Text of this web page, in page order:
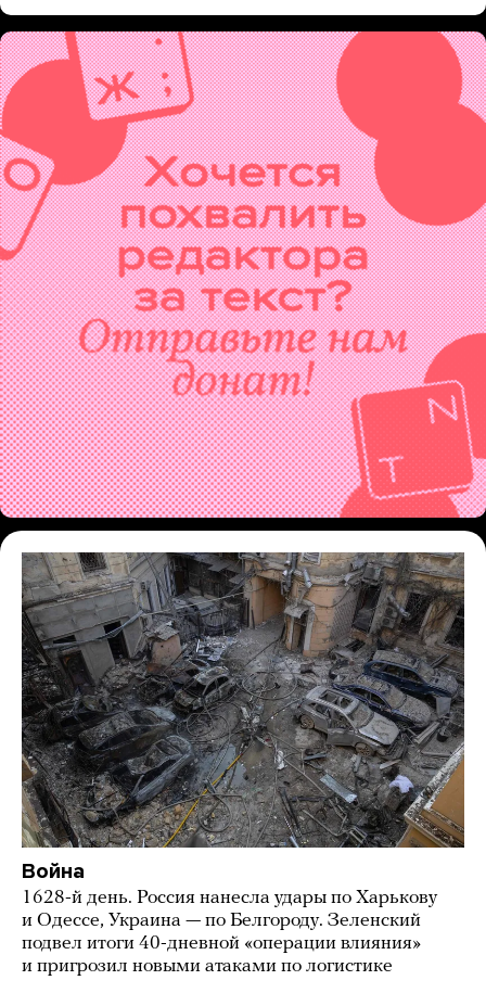
Война
1628-й день. Россия нанесла удары по Харькову
и Одессе, Украина — по Белгороду. Зеленский
подвел итоги 40-дневной «операции влияния»
и пригрозил новыми атаками по логистике